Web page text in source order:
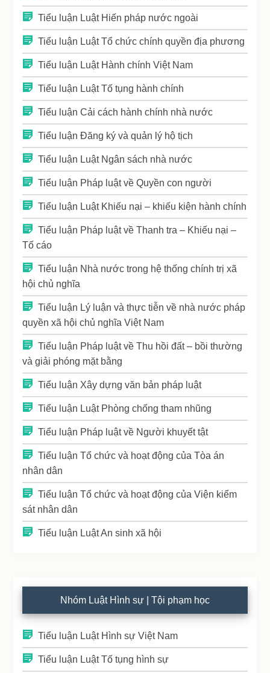
Tiểu luận Luật Hiến pháp nước ngoài
Tiểu luận Luật Tổ chức chính quyền địa phương
Tiểu luận Luật Hành chính Việt Nam
Tiểu luận Luật Tố tụng hành chính
Tiểu luận Cải cách hành chính nhà nước
Tiểu luận Đăng ký và quản lý hộ tịch
Tiểu luận Luật Ngân sách nhà nước
Tiểu luận Pháp luật về Quyền con người
Tiểu luận Luật Khiếu nại – khiếu kiện hành chính
Tiểu luận Pháp luật về Thanh tra – Khiếu nại –
Tố cáo
Tiểu luận Nhà nước trong hệ thống chính trị xã
hội chủ nghĩa
Tiểu luận Lý luận và thực tiễn về nhà nước pháp
quyền xã hội chủ nghĩa Việt Nam
Tiểu luận Pháp luật về Thu hồi đất – bồi thường
và giải phóng mặt bằng
Tiểu luận Xây dựng văn bản pháp luật
Tiểu luận Luật Phòng chống tham nhũng
Tiểu luận Pháp luật về Người khuyết tật
Tiểu luận Tổ chức và hoạt động của Tòa án
nhân dân
Tiểu luận Tổ chức và hoạt động của Viện kiểm
sát nhân dân
Tiểu luận Luật An sinh xã hội
Nhóm Luật Hình sự | Tội phạm học
Tiểu luận Luật Hình sự Việt Nam
Tiểu luận Luật Tố tụng hình sự